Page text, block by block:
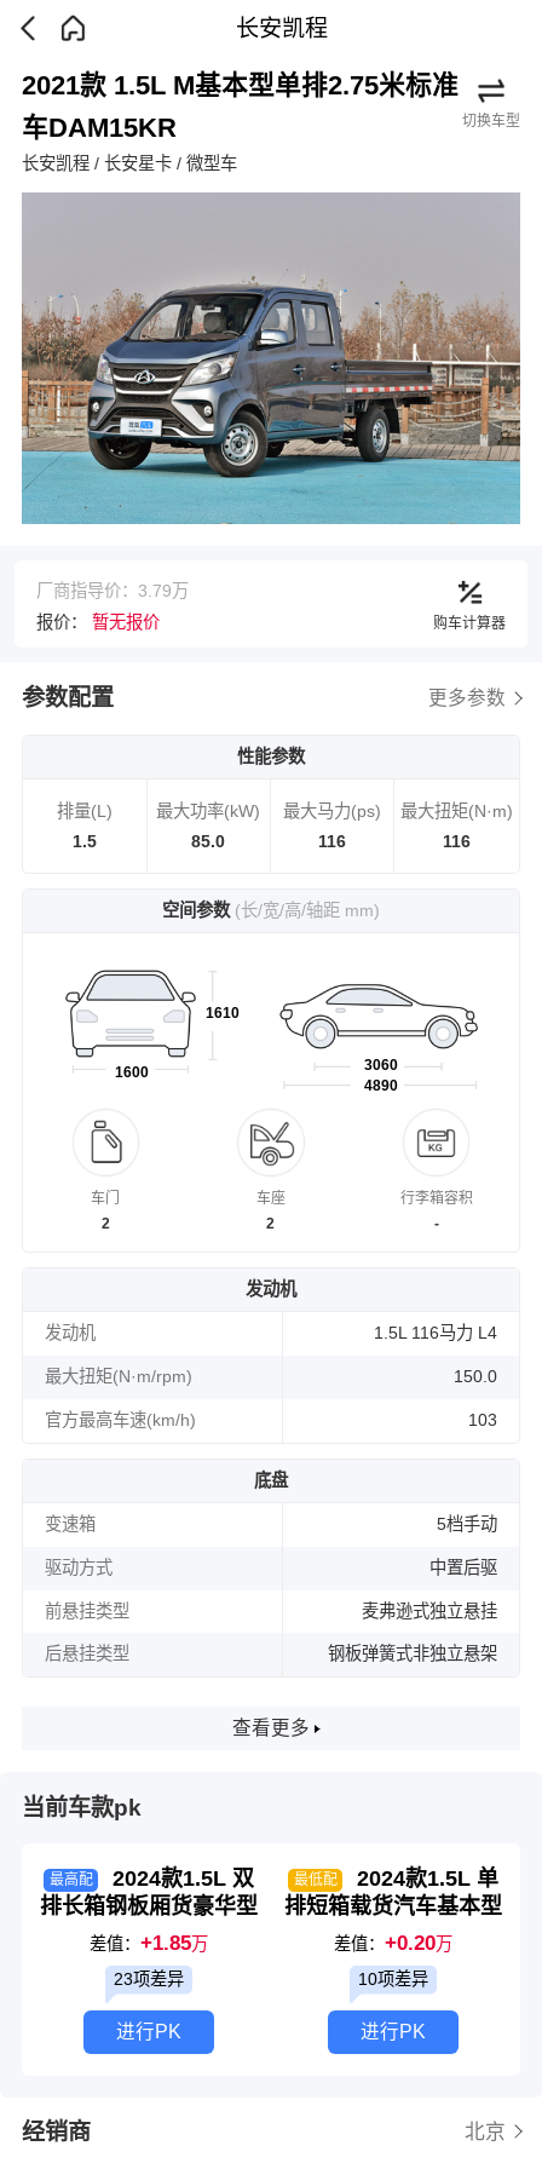
长安凯程
2021款 1.5L M基本型单排2.75米标准
车DAM15KR
长安凯程 / 长安星卡 / 微型车
切换车型
厂商指导价：3.79万
报价： 暂无报价 购车计算器
参数配置 更多参数
性能参数
排量(L)
1.5
最大功率(kW)
85.0
最大马力(ps)
116
最大扭矩(N·m)
116
空间参数 (长/宽/高/轴距 mm)
1600
1610
4890
3060
车门
2
车座
2
行李箱容积
-
发动机
发动机 1.5L 116马力 L4
最大扭矩(N·m/rpm) 150.0
官方最高车速(km/h) 103
底盘
变速箱 5档手动
驱动方式 中置后驱
前悬挂类型 麦弗逊式独立悬挂
后悬挂类型 钢板弹簧式非独立悬架
查看更多
当前车款pk
最高配
2024款1.5L 双
排长箱钢板厢货豪华型
差值：+1.85万
23项差异
进行PK
最低配
2024款1.5L 单
排短箱载货汽车基本型
差值： +0.20万
10项差异
进行PK
经销商 北京